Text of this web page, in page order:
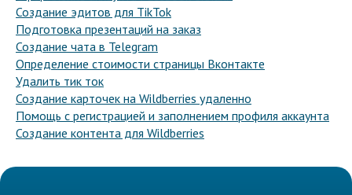
Создание эдитов для TikTok
Подготовка презентаций на заказ
Создание чата в Telegram
Определение стоимости страницы Вконтакте
Удалить тик ток
Создание карточек на Wildberries удаленно
Помощь с регистрацией и заполнением профиля аккаунта
Создание контента для Wildberries